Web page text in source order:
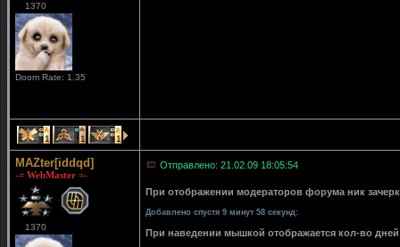
1370
Doom Rate: 1.35
1 1 1
MAZter[iddqd]
-= WebMaster =-
1370
Отправлено: 21.02.09 18:05:54
При отображении модераторов форума ник
Добавлено спустя 9 минут 58 секунд:
При наведении мышкой отображается кол-во